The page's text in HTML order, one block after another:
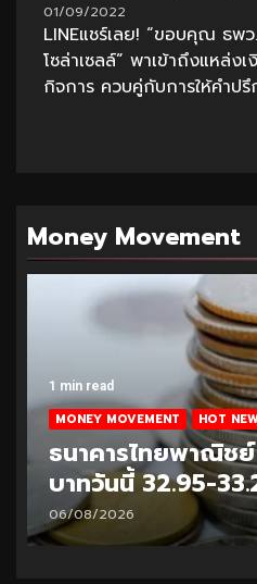
01/09/2022
LINEแชร์เลย! “ขอบคุณ ธพ
โซล่าเซลล์” พาเข้าถึงแหล่ง
กิจการ ควบคู่กับการให้คำปรึ
Money Movement
1 min read
MONEY MOVEMENT HOT
ธนาคารไทยพาณิชย์
บาทวันนี้ 32.95-
06/08/2026